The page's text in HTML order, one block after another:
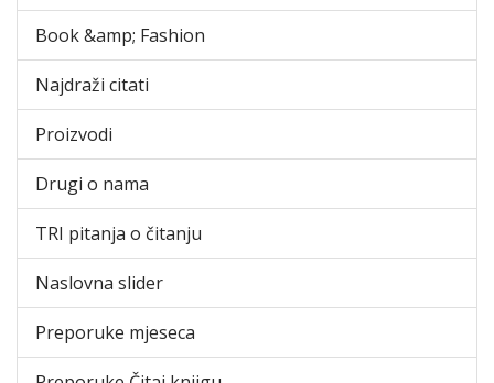
Book &amp; Fashion
Najdraži citati
Proizvodi
Drugi o nama
TRI pitanja o čitanju
Naslovna slider
Preporuke mjeseca